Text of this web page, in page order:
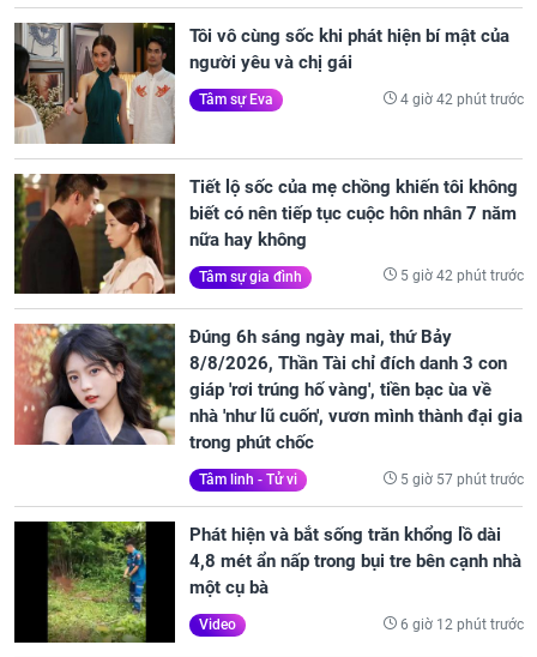
Tôi vô cùng sốc khi phát hiện bí mật của
người yêu và chị gái
Tâm sự Eva 4 giờ 42 phút trước
Tiết lộ sốc của mẹ chồng khiến tôi không
biết có nên tiếp tục cuộc hôn nhân 7 năm
nữa hay không
Tâm sự gia đình 5 giờ 42 phút trước
Đúng 6h sáng ngày mai, thứ Bảy
8/8/2026, Thần Tài chỉ đích danh 3 con
giáp 'rơi trúng hố vàng', tiền bạc ùa về
nhà 'như lũ cuốn', vươn mình thành đại gia
trong phút chốc
Tâm linh - Tử vi 5 giờ 57 phút trước
Phát hiện và bắt sống trăn khổng lồ dài
4,8 mét ẩn nấp trong bụi tre bên cạnh nhà
một cụ bà
Video 6 giờ 12 phút trước